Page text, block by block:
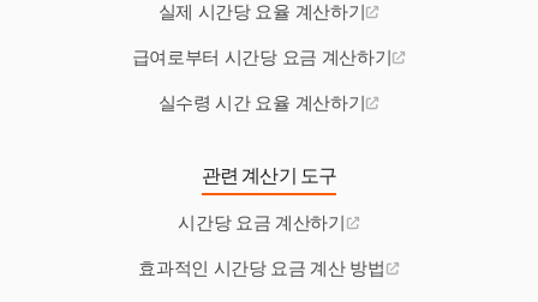
실제 시간당 요율 계산하기
급여로부터 시간당 요금 계산하기
실수령 시간 요율 계산하기
관련 계산기 도구
시간당 요금 계산하기
효과적인 시간당 요금 계산 방법